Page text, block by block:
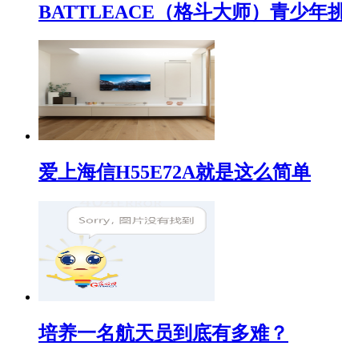
BATTLEACE（格斗大师）青少年
爱上海信H55E72A就是这么简单
培养一名航天员到底有多难？